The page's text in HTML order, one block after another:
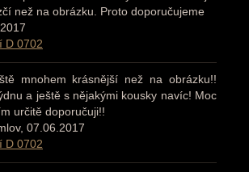
než na obrázku. Proto doporučujeme
D 0702
mnohem krásnější než na obrázku!!
a ještě s nějakými kousky navíc! Moc
určitě doporučuji!!
07.06.2017
D 0702